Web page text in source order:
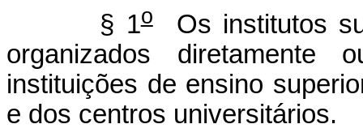
§ 1oOs institutos
organizados diretamente
instituições de ensino
e dos centros universitários.